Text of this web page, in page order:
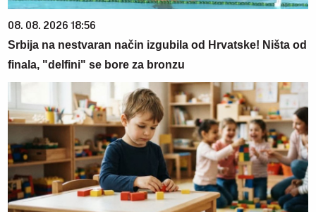
08. 08. 2026 18:56
Srbija na nestvaran način izgubila od Hrvatske! Ništa od
finala, "delfini" se bore za bronzu